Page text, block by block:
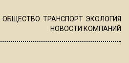
ОБЩЕСТВО ТРАНСПОРТ ЭКОЛОГИЯ
НОВОСТИ КОМПАНИЙ